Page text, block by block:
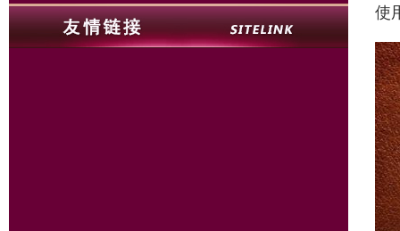
使